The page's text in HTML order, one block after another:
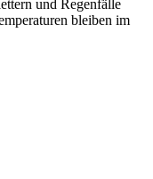
und Regenfälle
bleiben im